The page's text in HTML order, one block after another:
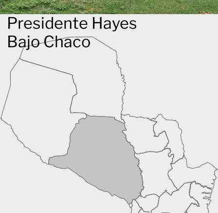
Presidente Hayes
Bajo Chaco